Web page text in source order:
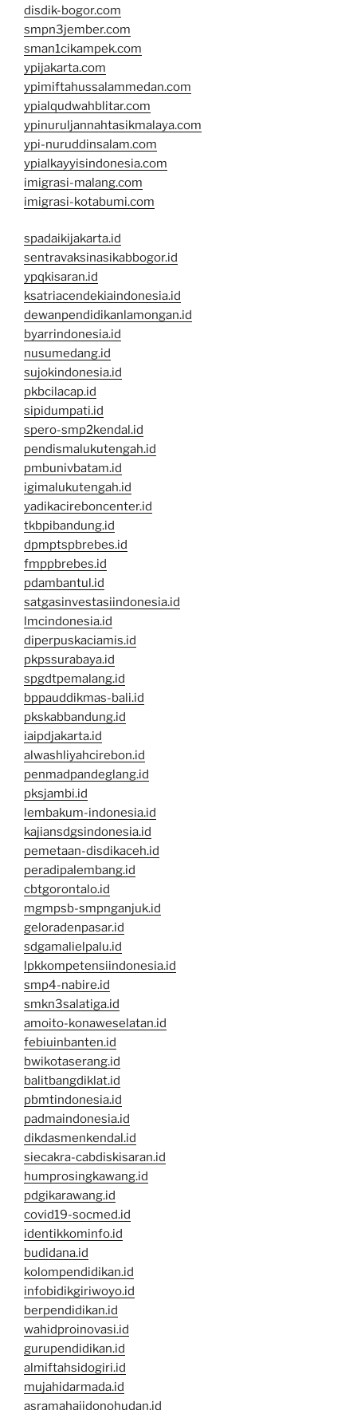
disdik-bogor.com
smpn3jember.com
sman1cikampek.com
ypijakarta.com
ypimiftahussalammedan.com
ypialqudwahblitar.com
ypinuruljannahtasikmalaya.com
ypi-nuruddinsalam.com
ypialkayyisindonesia.com
imigrasi-malang.com
imigrasi-kotabumi.com
spadaikijakarta.id
sentravaksinasikabbogor.id
ypqkisaran.id
ksatriacendekiaindonesia.id
dewanpendidikanlamongan.id
byarrindonesia.id
nusumedang.id
sujokindonesia.id
pkbcilacap.id
sipidumpati.id
spero-smp2kendal.id
pendismalukutengah.id
pmbunivbatam.id
igimalukutengah.id
yadikacireboncenter.id
tkbpibandung.id
dpmptspbrebes.id
fmppbrebes.id
pdambantul.id
satgasinvestasiindonesia.id
lmcindonesia.id
diperpuskaciamis.id
pkpssurabaya.id
spgdtpemalang.id
bppauddikmas-bali.id
pkskabbandung.id
iaipdjakarta.id
alwashliyahcirebon.id
penmadpandeglang.id
pksjambi.id
lembakum-indonesia.id
kajiansdgsindonesia.id
pemetaan-disdikaceh.id
peradipalembang.id
cbtgorontalo.id
mgmpsb-smpnganjuk.id
geloradenpasar.id
sdgamalielpalu.id
lpkkompetensiindonesia.id
smp4-nabire.id
smkn3salatiga.id
amoito-konaweselatan.id
febiuinbanten.id
bwikotaserang.id
balitbangdiklat.id
pbmtindonesia.id
padmaindonesia.id
dikdasmenkendal.id
siecakra-cabdiskisaran.id
humprosingkawang.id
pdgikarawang.id
covid19-socmed.id
identikkominfo.id
budidana.id
kolompendidikan.id
infobidikgiriwoyo.id
berpendidikan.id
wahidproinovasi.id
gurupendidikan.id
almiftahsidogiri.id
mujahidarmada.id
asramahajidonohudan.id